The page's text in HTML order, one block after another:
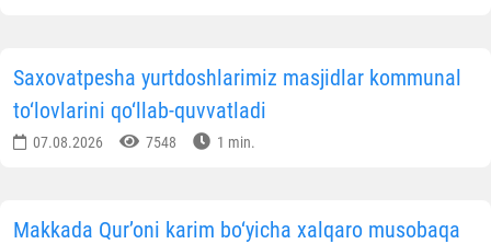
Saxovatpesha yurtdoshlarimiz masjidlar kommunal
to‘lovlarini qo‘llab-quvvatladi
07.08.2026 7548 1 min.
Makkada Qur’oni karim bo‘yicha xalqaro musobaqa